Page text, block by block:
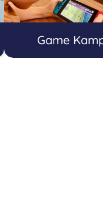
Game